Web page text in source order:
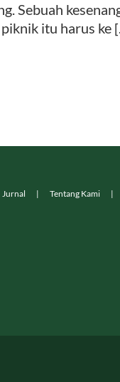
Sebuah
itu harus ke
Jurnal Tentang Kami